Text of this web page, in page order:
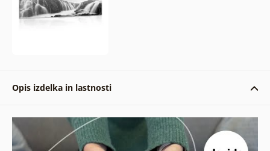
Opis izdelka in lastnosti